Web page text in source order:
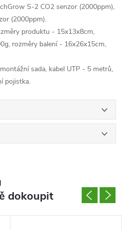
S-2 CO2 senzor (2000ppm),
(2000ppm).
produktu - 15x13x8cm,
rozměry balení - 16x26x15cm,
sada, kabel UTP - 5 metrů,
pojistka.
dokoupit